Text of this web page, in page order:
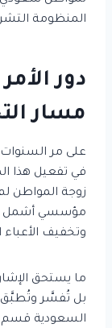
المنظومة
دور
مسار
على مر
في تفعيل هذا
زوجة المواطن
مؤسسي أشمل
وتخفيف الأعباء
ما يستحق
بل تُفسَّر وتُطبَّق
السعودية قسم